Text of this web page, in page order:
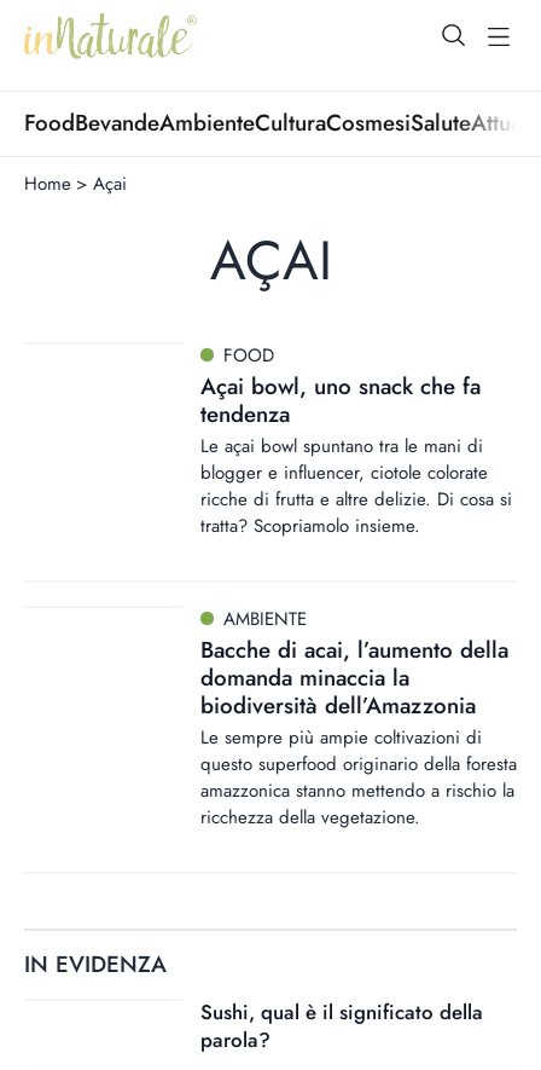
open
FoodBevandeAmbienteCulturaCosmesiSalute
Home > Açai
AÇAI
FOOD
Açai bowl, uno snack che fa
tendenza
Le açai bowl spuntano tra le mani di
blogger e influencer, ciotole colorate
ricche di frutta e altre delizie. Di cosa si
tratta? Scopriamolo insieme.
AMBIENTE
Bacche di acai, l’aumento della
domanda minaccia la
biodiversità dell’Amazzonia
Le sempre più ampie coltivazioni di
questo superfood originario della foresta
amazzonica stanno mettendo a rischio la
ricchezza della vegetazione.
IN EVIDENZA
Sushi, qual è il significato della
parola?